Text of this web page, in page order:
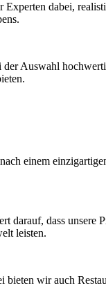
dabei,
Auswahl
einem
darauf, dass unsere
leisten.
wir auch